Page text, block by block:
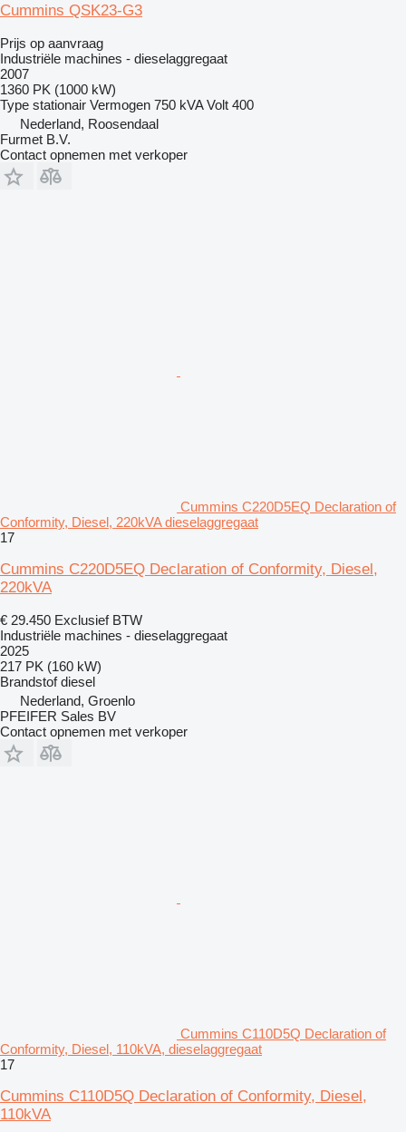
Cummins QSK23-G3
Prijs op aanvraag
Industriële machines - dieselaggregaat
2007
1360 PK (1000 kW)
Type stationair Vermogen 750 kVA Volt 400
Nederland, Roosendaal
Furmet B.V.
Contact opnemen met verkoper
Cummins C220D5EQ Declaration of
Conformity, Diesel, 220kVA dieselaggregaat
17
Cummins C220D5EQ Declaration of Conformity, Diesel,
220kVA
€ 29.450 Exclusief BTW
Industriële machines - dieselaggregaat
2025
217 PK (160 kW)
Brandstof diesel
Nederland, Groenlo
PFEIFER Sales BV
Contact opnemen met verkoper
Cummins C110D5Q Declaration of
Conformity, Diesel, 110kVA, dieselaggregaat
17
Cummins C110D5Q Declaration of Conformity, Diesel,
110kVA